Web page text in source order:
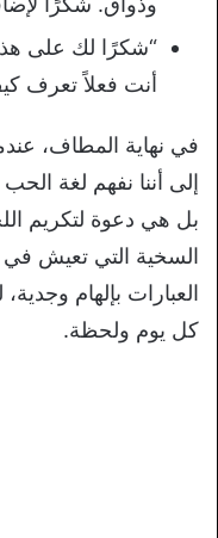
“شكرًا لك على هذه
أنت فعلاً تعرف
في نهاية المطاف،
إلى أننا نفهم لغة
بل هي دعوة لتكريم
السخية التي تعيش في
العبارات بإلهام
كل يوم ولحظة.